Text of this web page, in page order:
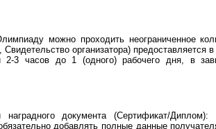
можно проходить неограниченное
организатора) предоставляется в
3 часов до 1 (одного) рабочего дня, в
документа (Сертификат/Диплом):
добавлять полные данные